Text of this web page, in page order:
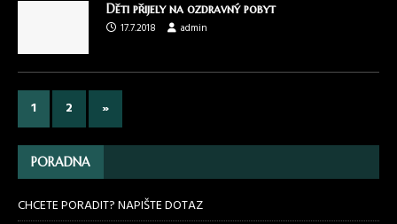
Děti přijely na ozdravný pobyt
17.7.2018
admin
1 2 »
PORADNA
CHCETE PORADIT? NAPIŠTE DOTAZ